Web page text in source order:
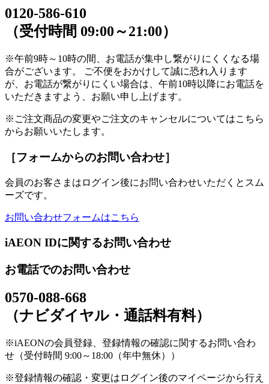
0120-586-610
（受付時間 09:00～21:00）
※午前9時～10時の間、お電話が集中し繋がりにくくなる場
合がございます。 ご不便をおかけして誠に恐れ入ります
が、お電話が繋がりにくい場合は、午前10時以降にお電話を
いただきますよう、お願い申し上げます。
※ご注文商品の変更やご注文のキャンセルについてはこちら
からお願いいたします。
［フォームからのお問い合わせ］
会員のお客さまはログイン後にお問い合わせいただくとスム
ーズです。
お問い合わせフォームはこちら
iAEON IDに関するお問い合わせ
お電話でのお問い合わせ
0570-088-668
（ナビダイヤル・通話料有料）
※iAEONの会員登録、登録情報の確認に関するお問い合わ
せ（受付時間 9:00～18:00（年中無休））
※登録情報の確認・変更はログイン後のマイページから行え